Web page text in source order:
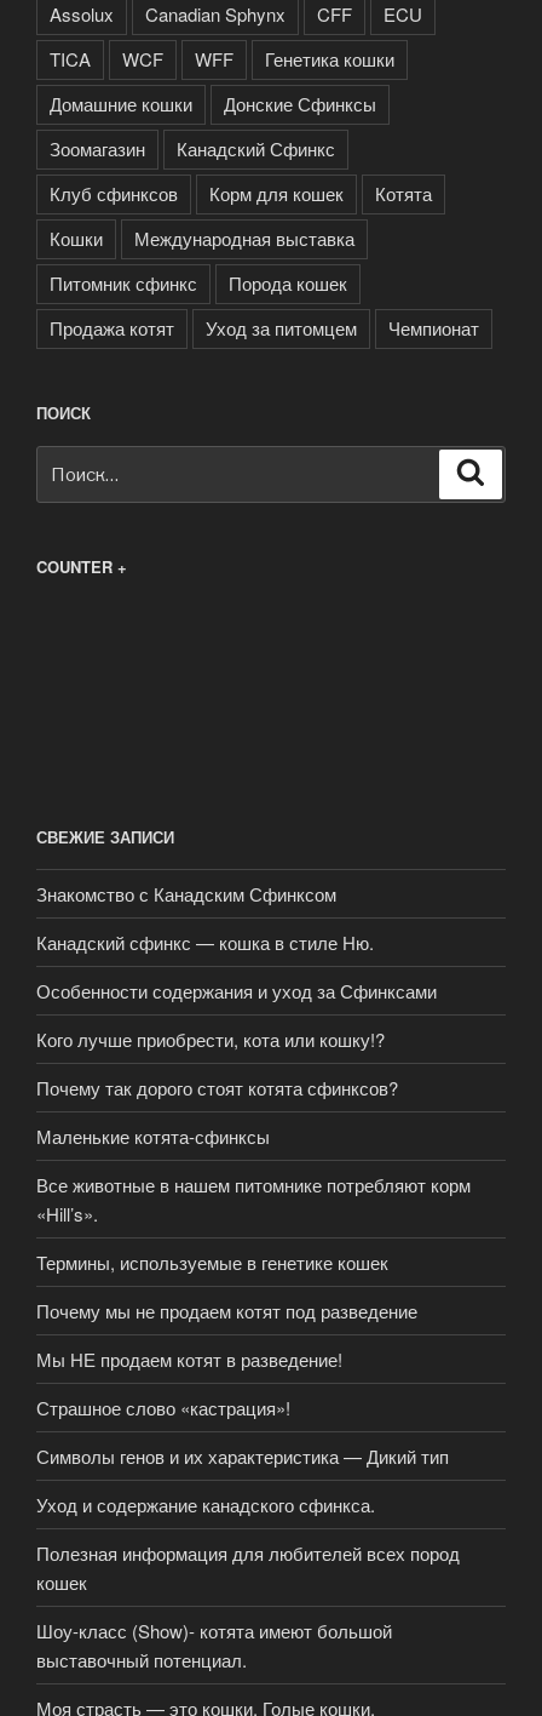
Assolux Canadian Sphynx CFF
ECU
TICA
WCF WFF
Генетика кошки
Домашние кошки
Донские Сфинксы
Зоомагазин
Канадский Сфинкс
Клуб сфинксов
Корм для кошек
Котята
Кошки
Международная выставка
Питомник сфинкс
Порода кошек
Продажа котят
Уход за питомцем Чемпионат
ПОИСК
COUNTER +
СВЕЖИЕ ЗАПИСИ
Знакомство с Канадским Сфинксом
Канадский сфинкс — кошка в стиле Ню.
Особенности содержания и уход за Сфинксами
Кого лучше приобрести, кота или кошку!?
Почему так дорого стоят котята сфинксов?
Маленькие котята-сфинксы
Все животные в нашем питомнике потребляют корм
«Hill’s».
Термины, используемые в генетике кошек
Почему мы не продаем котят под разведение
Мы НЕ продаем котят в разведение!
Страшное слово «кастрация»!
Символы генов и их характеристика — Дикий тип
Уход и содержание канадского сфинкса.
Полезная информация для любителей всех пород
кошек
Шоу-класс (Show)- котята имеют большой
выставочный потенциал.
Моя страсть — это кошки. Голые кошки.